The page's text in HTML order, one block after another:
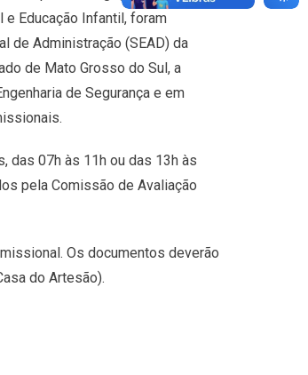
Educação Infantil, foram
de Administração (SEAD) da
de Mato Grosso do Sul, a
de Segurança e em
das 07h às 11h ou das 13h às
pela Comissão de Avaliação
Os documentos deverão
do Artesão).